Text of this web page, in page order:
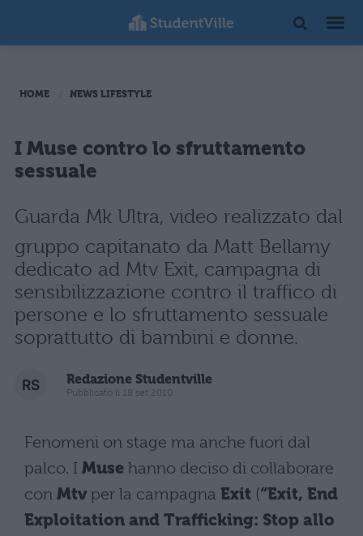
HOME NEWS LIFESTYLE
I Muse contro lo sfruttamento
sessuale
Guarda Mk Ultra, video realizzato dal
gruppo capitanato da Matt Bellamy
dedicato ad Mtv Exit, campagna di
sensibilizzazione contro il traffico di
persone e lo sfruttamento sessuale
soprattutto di bambini e donne.
Redazione Studentville
Pubblicato il 18 set 2010
Fenomeni on stage ma anche fuori dal
palco. I Muse hanno deciso di collaborare
con Mtv per la campagna Exit (“Exit, End
Exploitation and Trafficking: Stop allo